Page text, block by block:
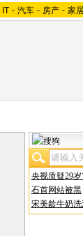
IT - 汽车 - 房产 - 家
央视质疑29岁
石首网站被黑
宋美龄牛奶洗